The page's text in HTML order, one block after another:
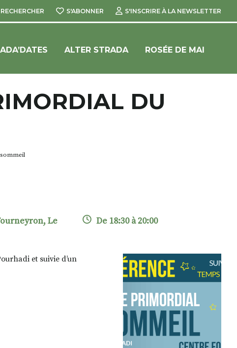
RECHERCHER S'ABONNER S'INSCRIRE À LA NEWSLETTER
ALTER STRADA ROSÉE DE MAI
DU
Le
De 18:30 à 20:00
et suivie d’un